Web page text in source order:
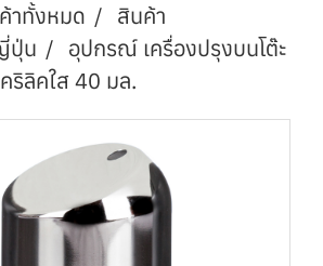
าทั้งหมด
สินค้า
ปุ่น
อุปกรณ์ เครื่องปรุงบนโต๊ะ
ริลิคใส 40 มล.